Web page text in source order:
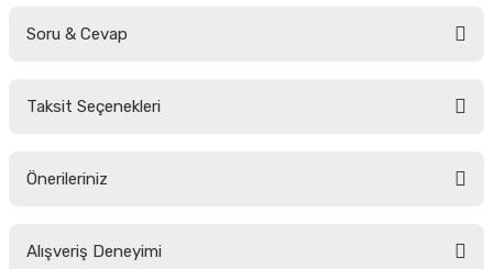
Soru & Cevap
Taksit Seçenekleri
Önerileriniz
yetersiz gördüğünüz noktaları öneri formunu kullanarak tarafımıza
Alışveriş Deneyimi